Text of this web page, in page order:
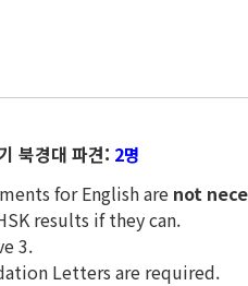
북경대 파견: 2명
for English are not
results if they can.
3.
Letters are required.